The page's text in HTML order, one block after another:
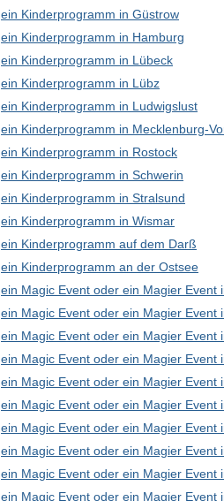
ein Kinderprogramm in Güstrow
ein Kinderprogramm in Hamburg
ein Kinderprogramm in Lübeck
ein Kinderprogramm in Lübz
ein Kinderprogramm in Ludwigslust
ein Kinderprogramm in Mecklenburg-
ein Kinderprogramm in Rostock
ein Kinderprogramm in Schwerin
ein Kinderprogramm in Stralsund
ein Kinderprogramm in Wismar
ein Kinderprogramm auf dem Darß
ein Kinderprogramm an der Ostsee
ein Magic Event oder ein Magier Event
ein Magic Event oder ein Magier Event
ein Magic Event oder ein Magier Event
ein Magic Event oder ein Magier Event
ein Magic Event oder ein Magier Event
ein Magic Event oder ein Magier Event
ein Magic Event oder ein Magier Event
ein Magic Event oder ein Magier Event
ein Magic Event oder ein Magier Event
ein Magic Event oder ein Magier Event